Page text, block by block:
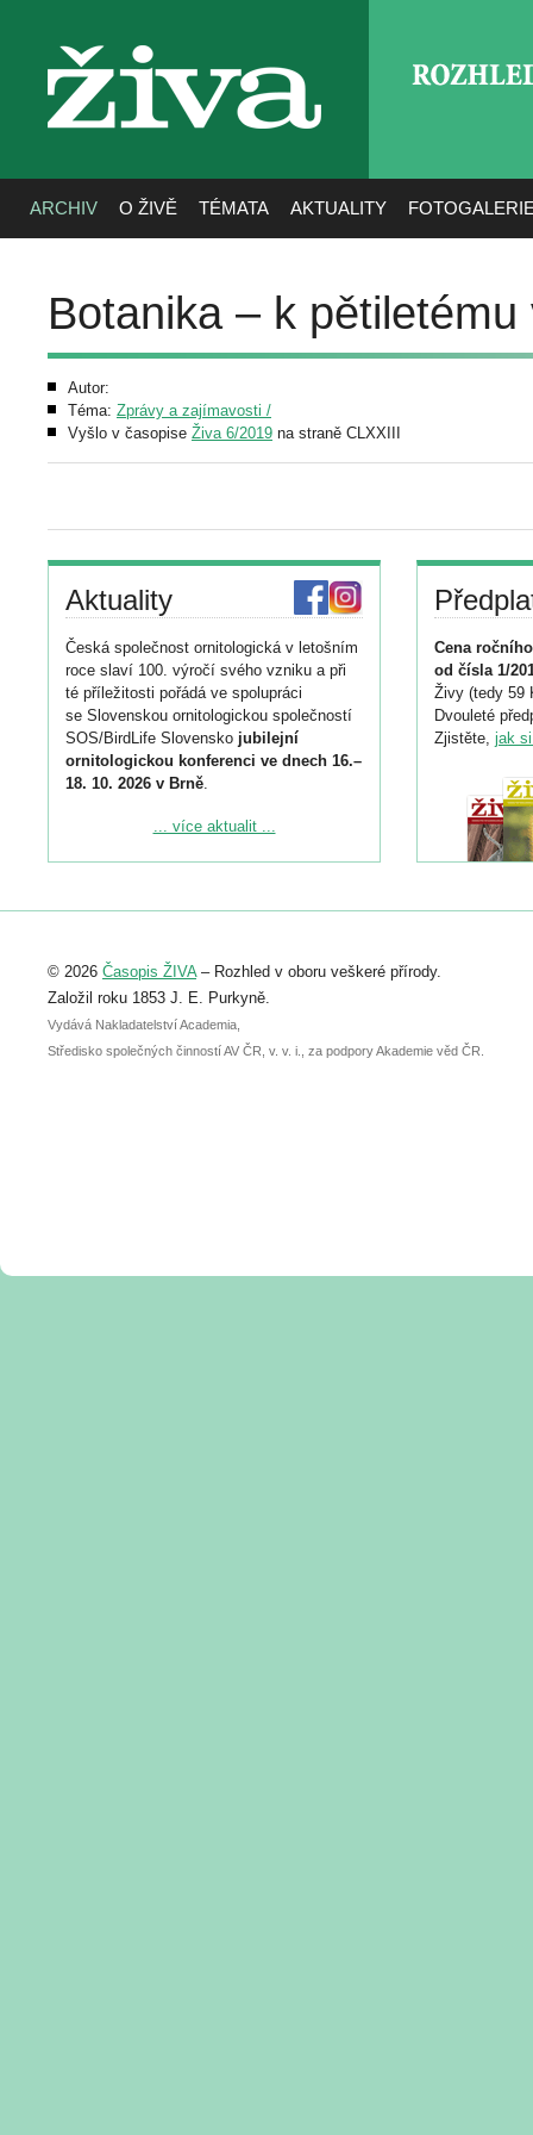
živa
ARCHIV O ŽIVĚ TÉMATA AKTUALITY
Botanika – k
Autor:
Téma: Zprávy a zajímavosti /
Vyšlo v časopise Živa 6/2019 na straně CLXXIII
Aktuality
Česká společnost ornitologická v letošním
roce slaví 100. výročí svého vzniku a při
té příležitosti pořádá ve spolupráci
se Slovenskou ornitologickou společností
SOS/BirdLife Slovensko jubilejní
ornitologickou konferenci ve dnech 16.–
18. 10. 2026 v Brně.
Podrobnější informace ke konferenci
Registrovat se můžete do 6. září.
abstraktu přihlášené přednášky nebo
posteru je už 30. června.
... více aktualit ...
Cena
od čísla 1/
Živy (tedy 59
Dvouleté
Zjistěte, jak
© 2026 Časopis ŽIVA– Rozhled v oboru veškeré přírody.
Založil roku 1853 J. E. Purkyně.
Vydává Nakladatelství Academia,
Středisko společných činností AV ČR, v. v. i., za podpory Akademie věd ČR.